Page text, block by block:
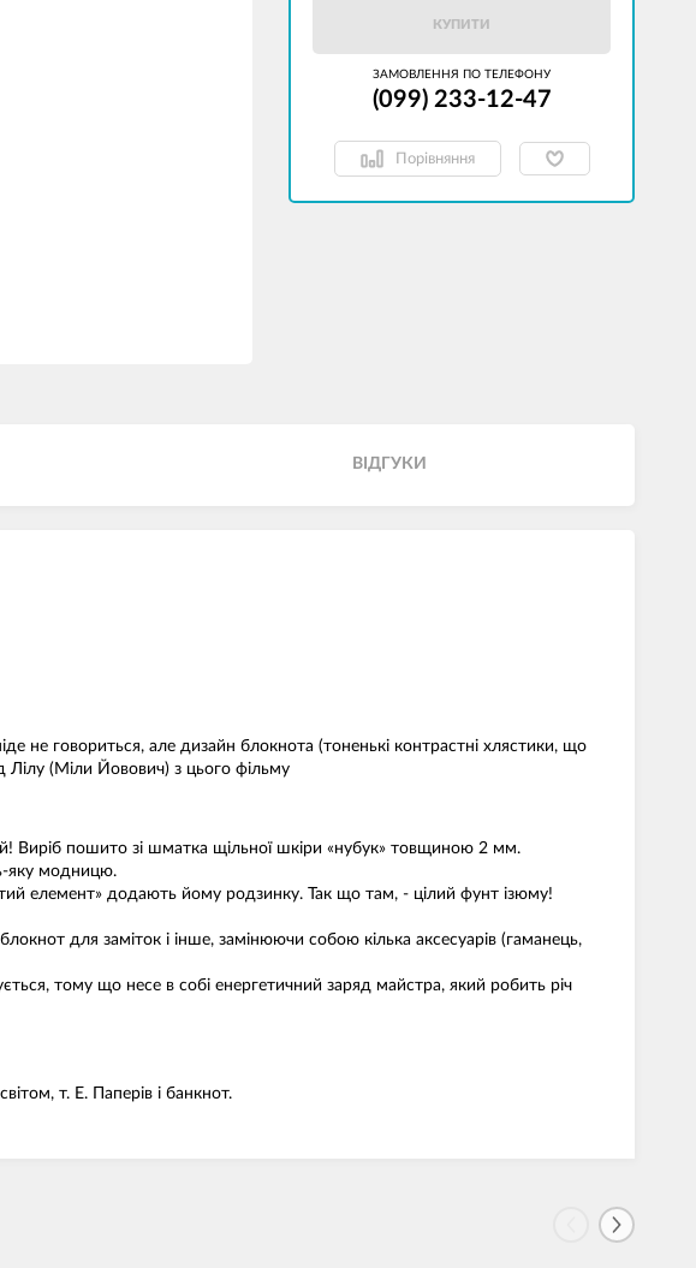
КУПИТИ
ЗАМОВЛЕННЯ ПО ТЕЛЕФОНУ
(099) 233-12-47
Порівняння
ВІДГУКИ
не говориться, але дизайн блокнота (тоненькі контрастні хлястики, що
Лілу (Міли Йовович) з цього фільму
Виріб пошито зі шматка щільної шкіри «нубук» товщиною 2 мм.
яку модницю.
елемент» додають йому родзинку. Так що там, - цілий фунт ізюму!
для заміток і інше, замінюючи собою кілька аксесуарів (гаманець,
тому що несе в собі енергетичний заряд майстра, який робить річ
т. Е. Паперів і банкнот.